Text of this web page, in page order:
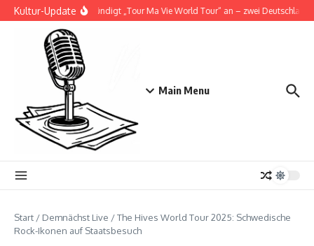
Zum Inhalt springen
Kultur-UpdateDoja Cat kündigt „Tour Ma Vie World Tour“ an – zwei
Main Menu
Start / Demnächst Live /The Hives World Tour 2025: Schwedische
Rock-Ikonen auf Staatsbesuch